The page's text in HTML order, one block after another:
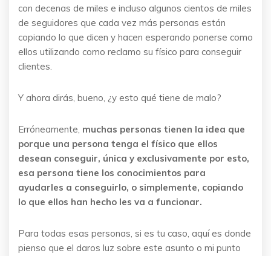
con decenas de miles e incluso algunos cientos de miles
de seguidores que cada vez más personas están
copiando lo que dicen y hacen esperando ponerse como
ellos utilizando como reclamo su físico para conseguir
clientes.
Y ahora dirás, bueno, ¿y esto qué tiene de malo?
Erróneamente, muchas personas tienen la idea que
porque una persona tenga el físico que ellos
desean conseguir, única y exclusivamente por esto,
esa persona tiene los conocimientos para
ayudarles a conseguirlo, o simplemente, copiando
lo que ellos han hecho les va a funcionar.
Para todas esas personas, si es tu caso, aquí es donde
pienso que el daros luz sobre este asunto o mi punto